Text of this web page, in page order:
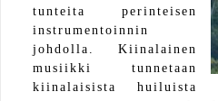
tunteita perinteisen
instrumentoinnin
johdolla. Kiinalainen
musiikki tunnetaan
kiinalaisista huiluista